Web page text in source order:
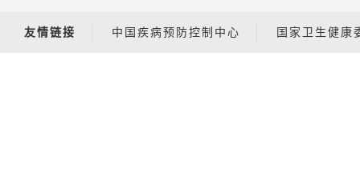
友情链接 中国疾病预防控制中心 国家卫生健康